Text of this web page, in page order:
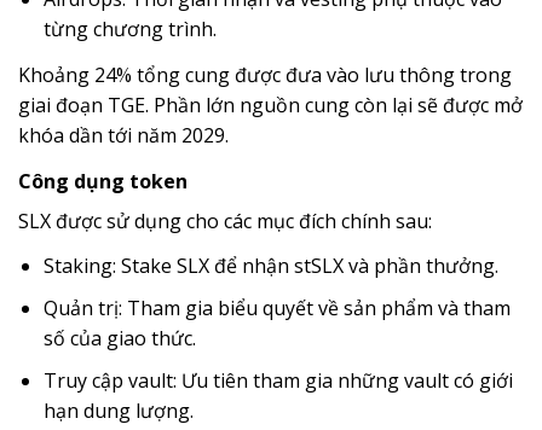
từng chương trình.
Khoảng 24% tổng cung được đưa vào lưu thông trong
giai đoạn TGE. Phần lớn nguồn cung còn lại sẽ được mở
khóa dần tới năm 2029.
Công dụng token
SLX được sử dụng cho các mục đích chính sau:
Staking: Stake SLX để nhận stSLX và phần thưởng.
Quản trị: Tham gia biểu quyết về sản phẩm và tham
số của giao thức.
Truy cập vault: Ưu tiên tham gia những vault có giới
hạn dung lượng.